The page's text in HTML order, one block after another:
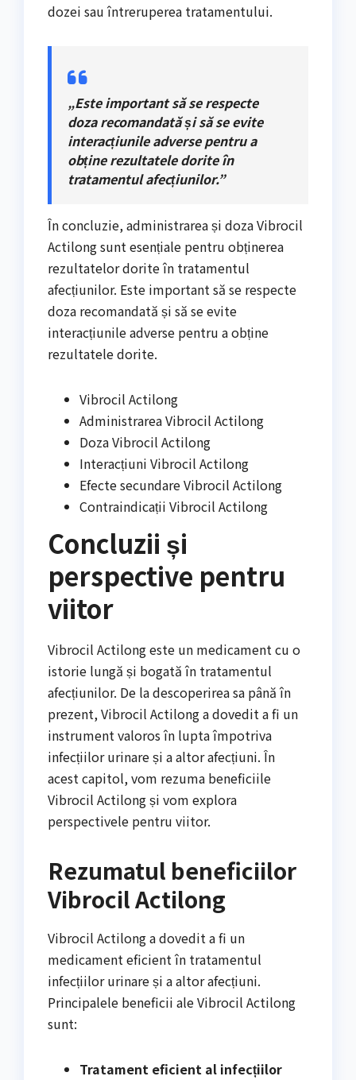
dozei sau întreruperea tratamentului.
„Este important să se respecte
doza recomandată și să se evite
interacțiunile adverse pentru a
obține rezultatele dorite în
tratamentul afecțiunilor.”
În concluzie, administrarea și doza Vibrocil
Actilong sunt esențiale pentru obținerea
rezultatelor dorite în tratamentul
afecțiunilor. Este important să se respecte
doza recomandată și să se evite
interacțiunile adverse pentru a obține
rezultatele dorite.
Vibrocil Actilong
Administrarea Vibrocil Actilong
Doza Vibrocil Actilong
Interacțiuni Vibrocil Actilong
Efecte secundare Vibrocil Actilong
Contraindicații Vibrocil Actilong
Concluzii și
perspective pentru
viitor
Vibrocil Actilong este un medicament cu o
istorie lungă și bogată în tratamentul
afecțiunilor. De la descoperirea sa până în
prezent, Vibrocil Actilong a dovedit a fi un
instrument valoros în lupta împotriva
infecțiilor urinare și a altor afecțiuni. În
acest capitol, vom rezuma beneficiile
Vibrocil Actilong și vom explora
perspectivele pentru viitor.
Rezumatul beneficiilor
Vibrocil Actilong
Vibrocil Actilong a dovedit a fi un
medicament eficient în tratamentul
infecțiilor urinare și a altor afecțiuni.
Principalele beneficii ale Vibrocil Actilong
sunt:
Tratament eficient al infecțiilor